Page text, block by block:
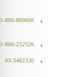
1-800-800666
1-800-252526
03-5462330